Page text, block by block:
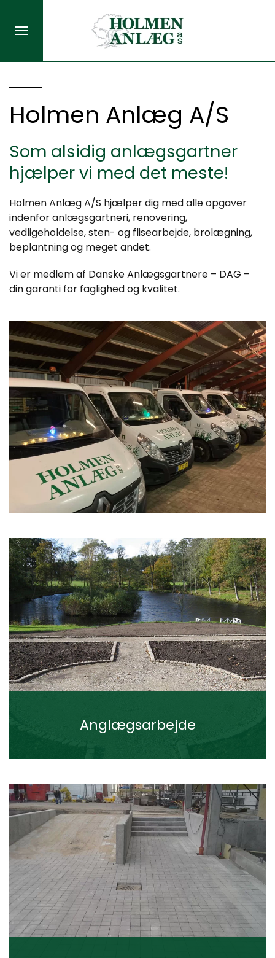
Holmen Anlæg A/S
Som alsidig anlægsgartner
hjælper vi med det meste!
Holmen Anlæg A/S hjælper dig med alle opgaver
indenfor anlægsgartneri, renovering,
vedligeholdelse, sten- og flisearbejde, brolægning,
beplantning og meget andet.
Vi er medlem af Danske Anlægsgartnere – DAG –
din garanti for faglighed og kvalitet.
Anglægsarbejde